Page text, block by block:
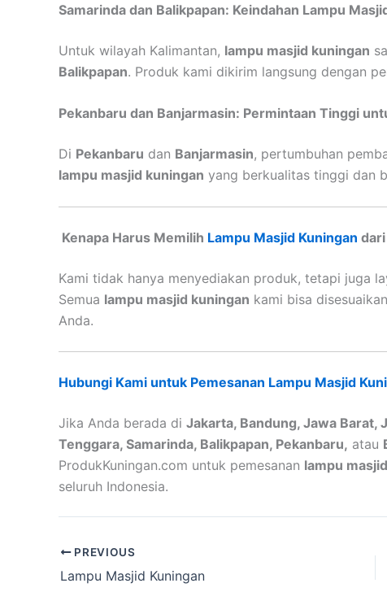
Samarinda dan Balikpapan: Keindahan Lampu
Untuk wilayah Kalimantan, lampu masjid kuningan
Balikpapan. Produk kami dikirim langsung dengan
Pekanbaru dan Banjarmasin: Permintaan Tinggi
Di Pekanbaru dan Banjarmasin, pertumbuhan
lampu masjid kuningan yang berkualitas tinggi dan
Kenapa Harus Memilih Lampu Masjid Kuningan
Kami tidak hanya menyediakan produk, tetapi juga
Semua lampu masjid kuningan kami bisa
Anda.
Hubungi Kami untuk Pemesanan Lampu Masjid
Jika Anda berada di Jakarta, Bandung, Jawa Barat,
Tenggara, Samarinda, Balikpapan, Pekanbaru, atau
ProdukKuningan.com untuk pemesanan lampu
seluruh Indonesia.
PREVIOUS
Lampu Masjid Kuningan